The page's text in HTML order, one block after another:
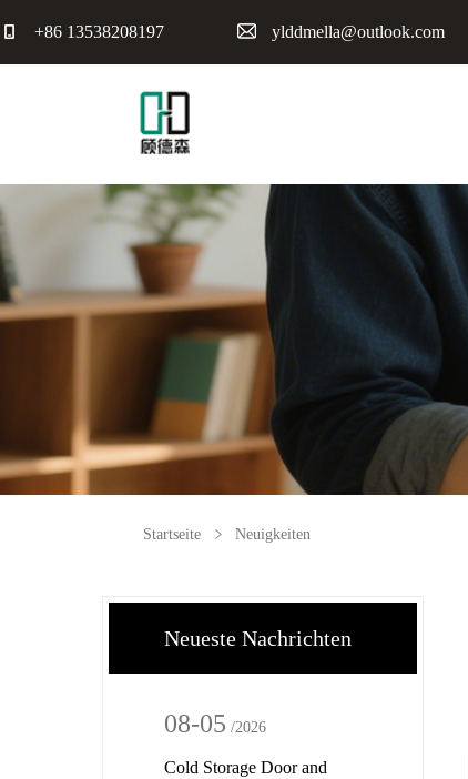
+86 13538208197 ylddmella@outlook.com
Startseite Neuigkeiten
Neueste Nachrichten
08-05 /2026
Cold Storage Door and